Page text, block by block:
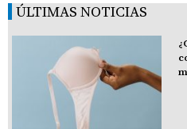
ÚLTIMAS NOTICIAS